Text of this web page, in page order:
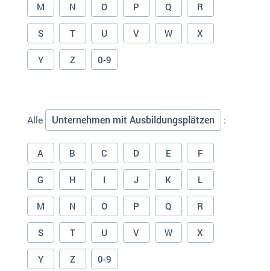
M N O P Q R
S T U V W X
Y Z 0-9
Alle Unternehmen mit Ausbildungsplätzen :
A B C D E F
G H I J K L
M N O P Q R
S T U V W X
Y Z 0-9